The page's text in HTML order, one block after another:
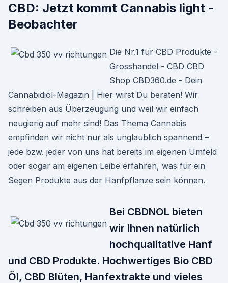
CBD: Jetzt kommt Cannabis light -
Beobachter
Die Nr.1 für CBD Produkte -
Grosshandel - CBD CBD
Shop CBD360.de - Dein
Cannabidiol-Magazin | Hier wirst Du beraten! Wir
schreiben aus Überzeugung und weil wir einfach
neugierig auf mehr sind! Das Thema Cannabis
empfinden wir nicht nur als unglaublich spannend –
jede bzw. jeder von uns hat bereits im eigenen Umfeld
oder sogar am eigenen Leibe erfahren, was für ein
Segen Produkte aus der Hanfpflanze sein können.
Bei CBDNOL bieten
wir Ihnen natürlich
hochqualitative Hanf
und CBD Produkte. Hochwertiges Bio CBD
Öl, CBD Blüten, Hanfextrakte und vieles